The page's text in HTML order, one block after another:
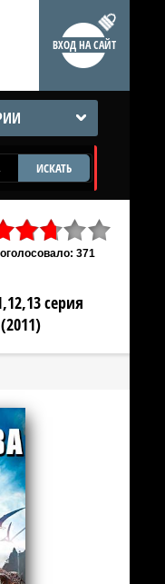
ВХОД НА САЙТ
ИСКАТЬ
371
серия